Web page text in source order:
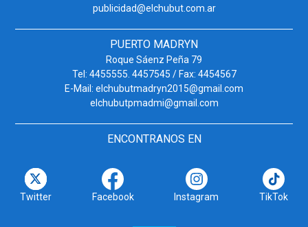
publicidad@elchubut.com.ar
PUERTO MADRYN
Roque Sáenz Peña 79
Tel: 4455555. 4457545 / Fax: 4454567
E-Mail: elchubutmadryn2015@gmail.com
elchubutpmadmi@gmail.com
ENCONTRANOS EN
Twitter Facebook Instagram TikTok